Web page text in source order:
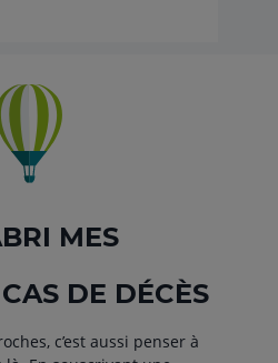
MES
DE DÉCÈS
c’est aussi penser à